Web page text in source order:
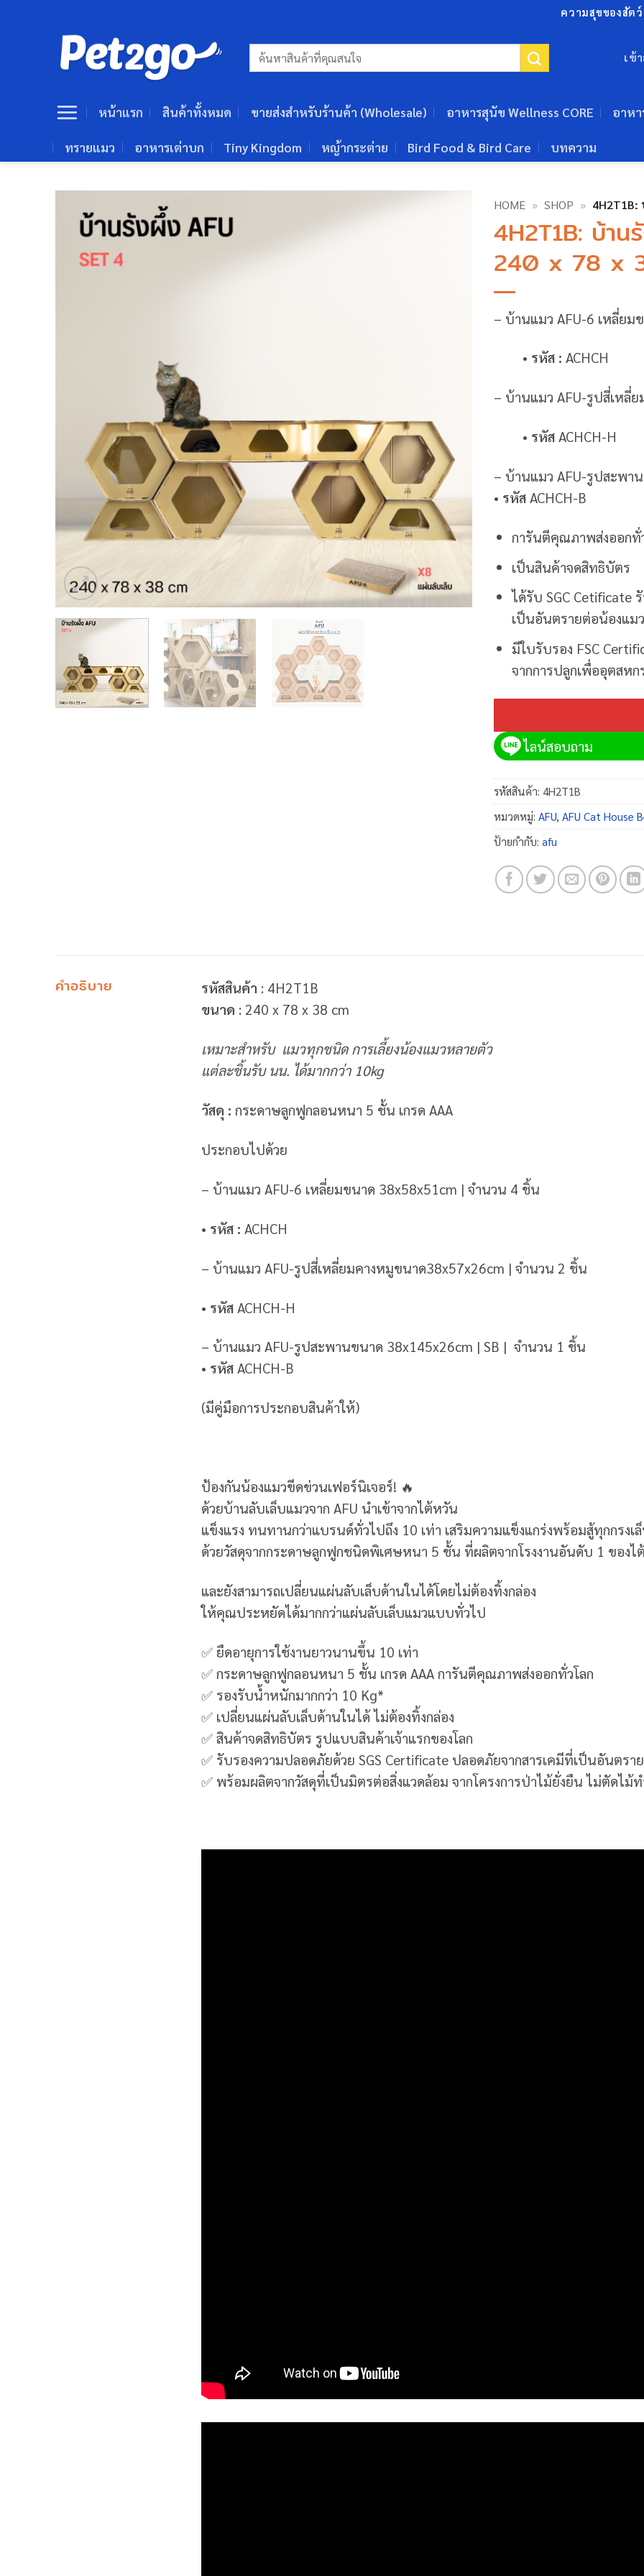
ความสุขของสัตว์
ค้นหา: เข้
หน้าแรก สินค้าทั้งหมด ขายส่งสำหรับร้านค้า (Wholesale) อาหารสุนัข Wellness CORE อาหา
ทรายแมว อาหารเต่าบก Tiny Kingdom หญ้ากระต่าย Bird Food & Bird Care บทความ
HOME » SHOP » 4H2T1B:
4H2T1B: บ้า
240 x 78 x
– บ้านแมว AFU-6 เหลี่ย
• รหัส : ACHCH
– บ้านแมว AFU-รูปสี่เหลี่
• รหัส ACHCH-H
– บ้านแมว AFU-รูปสะพา
• รหัส ACHCH-B
การันตีคุณภาพส่งออกทั่
เป็นสินค้าจดสิทธิบัตร
ได้รับ SGC Cetificate
เป็นอันตรายต่อน้องแมว
มีใบรับรอง FSC
จากการปลูกเพื่ออุตสห
ไลน์สอบถาม
รหัสสินค้า: 4H2T1B
หมวดหมู่: AFU, AFU Cat House
ป้ายกำกับ: afu
คำอธิบาย รหัสสินค้า : 4H2T1B
ขนาด : 240 x 78 x 38 cm
เหมาะสำหรับ แมวทุกชนิด การเลี้ยงน้องแมวหลายตัว
แต่ละชิ้นรับ นน. ได้มากกว่า 10kg
วัสดุ : กระดาษลูกฟูกลอนหนา 5 ชั้น เกรด AAA
ประกอบไปด้วย
– บ้านแมว AFU-6 เหลี่ยมขนาด 38x58x51cm | จำนวน 4 ชิ้น
• รหัส : ACHCH
– บ้านแมว AFU-รูปสี่เหลี่ยมคางหมูขนาด38x57x26cm | จำนวน 2 ชิ้น
• รหัส ACHCH-H
– บ้านแมว AFU-รูปสะพานขนาด 38x145x26cm | SB | จำนวน 1 ชิ้น
• รหัส ACHCH-B
(มีคู่มือการประกอบสินค้าให้)
ป้องกันน้องแมวขีดข่วนเฟอร์นิเจอร์! 🔥
ด้วยบ้านลับเล็บแมวจาก AFU นำเข้าจากไต้หวัน
แข็งแรง ทนทานกว่าแบรนด์ทั่วไปถึง 10 เท่า เสริมความแข็งแกร่งพร้อมสู้ทุกกรงเ
ด้วยวัสดุจากกระดาษลูกฟูกชนิดพิเศษหนา 5 ชั้น ที่ผลิตจากโรงงานอันดับ 1 ของไ
และยังสามารถเปลี่ยนแผ่นลับเล็บด้านในได้โดยไม่ต้องทิ้งกล่อง
ให้คุณประหยัดได้มากกว่าแผ่นลับเล็บแมวแบบทั่วไป
✅ ยืดอายุการใช้งานยาวนานขึ้น 10 เท่า
✅ กระดาษลูกฟูกลอนหนา 5 ชั้น เกรด AAA การันตีคุณภาพส่งออกทั่วโลก
✅ รองรับน้ำหนักมากกว่า 10 Kg*
✅ เปลี่ยนแผ่นลับเล็บด้านในได้ ไม่ต้องทิ้งกล่อง
✅ สินค้าจดสิทธิบัตร รูปแบบสินค้าเจ้าแรกของโลก
✅ รับรองความปลอดภัยด้วย SGS Certificate ปลอดภัยจากสารเคมีที่เป็นอันตร
✅ พร้อมผลิตจากวัสดุที่เป็นมิตรต่อสิ่งแวดล้อม จากโครงการป่าไม้ยั่งยืน ไม่ตัดไม้